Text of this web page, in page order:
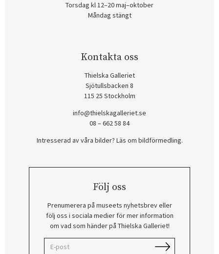
Torsdag kl 12–20 maj–oktober
Måndag stängt
Kontakta oss
Thielska Galleriet
Sjötullsbacken 8
115 25 Stockholm
info@thielskagalleriet.se
08 – 662 58 84
Intresserad av våra bilder? Läs om bildförmedling.
Följ oss
Prenumerera på museets nyhetsbrev eller
följ oss i sociala medier för mer information
om vad som händer på Thielska Galleriet!